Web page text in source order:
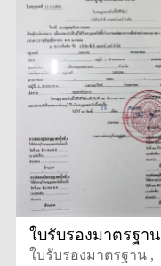
ใบรับรองมาตรฐาน
ใบรับรองมาตรฐาน ,